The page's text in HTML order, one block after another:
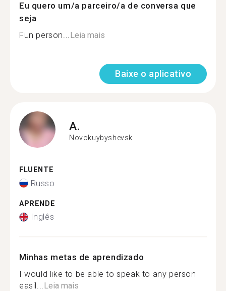
Eu quero um/a parceiro/a de conversa que
seja
Fun person...Leia mais
Baixe o aplicativo
A.
Novokuybyshevsk
FLUENTE
Russo
APRENDE
Inglês
Minhas metas de aprendizado
I would like to be able to speak to any person
easil...Leia mais